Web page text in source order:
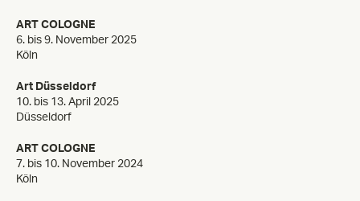
ART COLOGNE
6. bis 9. November 2025
Köln
Art Düsseldorf
10. bis 13. April 2025
Düsseldorf
ART COLOGNE
7. bis 10. November 2024
Köln